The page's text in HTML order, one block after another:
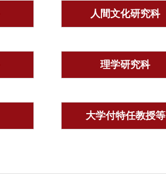
人間文化研究科
理学研究科
大学付特任教授等